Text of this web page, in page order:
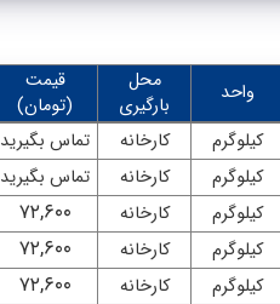
واحد
محل
بارگیری
قیمت
(تومان)
کیلوگرم کارخانه تماس بگیرید
کیلوگرم کارخانه تماس بگیرید
کیلوگرم کارخانه ۷۲,۶۰۰
کیلوگرم کارخانه ۷۲,۶۰۰
کیلوگرم کارخانه ۷۲,۶۰۰